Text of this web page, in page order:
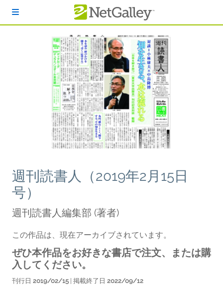
週刊読書人（2019年2月15日
号）
週刊読書人編集部 (著者)
この作品は、現在アーカイブされています。
ぜひ本作品をお好きな書店で注文、または購
入してください。
刊行日 2019/02/15 | 掲載終了日 2022/09/12